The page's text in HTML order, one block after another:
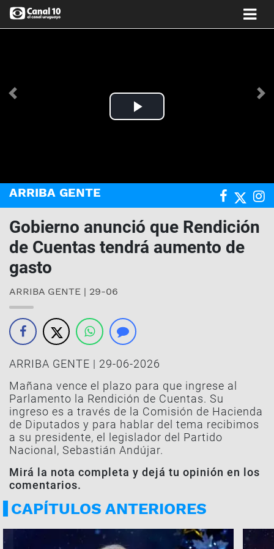
Play
Anterior
ARRIBA GENTE
Gobierno anunció que Rendición
de Cuentas tendrá aumento de
gasto
ARRIBA GENTE | 29-06
ARRIBA GENTE | 29-06-2026
Mañana vence el plazo para que ingrese al
Parlamento la Rendición de Cuentas. Su
ingreso es a través de la Comisión de Hacienda
de Diputados y para hablar del tema recibimos
a su presidente, el legislador del Partido
Nacional, Sebastián Andújar.
Mirá la nota completa y dejá tu opinión en los
comentarios.
CAPÍTULOS ANTERIORES